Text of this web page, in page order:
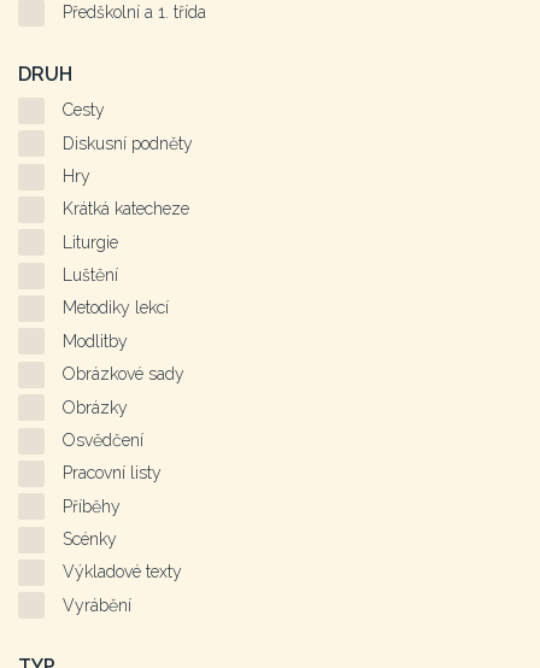
Předškolní a 1. třída
DRUH
Cesty
Diskusní podněty
Hry
Krátká katecheze
Liturgie
Luštění
Metodiky lekcí
Modlitby
Obrázkové sady
Obrázky
Osvědčení
Pracovní listy
Příběhy
Scénky
Výkladové texty
Vyrábění